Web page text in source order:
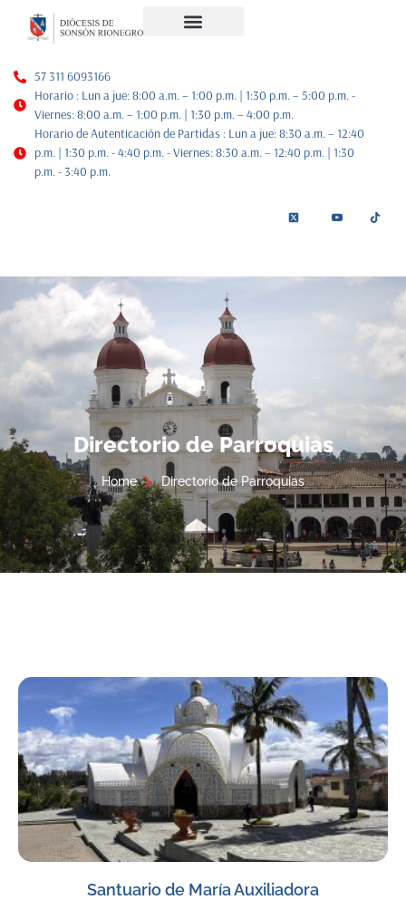
57 311 6093166
Horario : Lun a jue: 8:00 a.m. – 1:00 p.m. | 1:30 p.m. – 5:00 p.m. -
Viernes: 8:00 a.m. – 1:00 p.m. | 1:30 p.m. – 4:00 p.m.
Horario de Autenticación de Partidas : Lun a jue: 8:30 a.m. – 12:40
p.m. | 1:30 p.m. - 4:40 p.m. - Viernes: 8:30 a.m. – 12:40 p.m. | 1:30
p.m. - 3:40 p.m.
Directorio de Parroquias
Home Directorio de Parroquias
Santuario de María Auxiliadora